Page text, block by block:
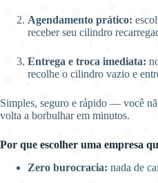
Agendamento prático:
receber seu cilindro
Entrega e troca imediata:
recolhe o cilindro vazio e
Simples, seguro e rápido — você
volta a borbulhar em minutos.
Por que escolher uma empresa
Zero burocracia: nada de